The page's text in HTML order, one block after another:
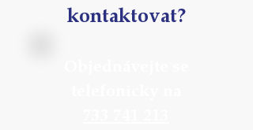
kontaktovat?